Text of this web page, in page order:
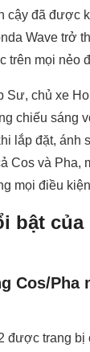
cậy đã được
Wave trở
trên mọi nẻo
Sư, chủ xe
chiếu sáng
lắp đặt, ánh
Cos và Pha,
mọi điều
bật của
Cos/Pha
được trang bị